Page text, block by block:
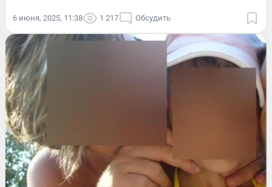
6 июня, 2025, 11:38 1 217 Обсудить